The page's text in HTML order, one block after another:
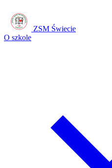
ZSM Świecie
O szkole